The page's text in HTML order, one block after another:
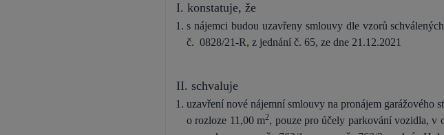
I. konstatuje, že
s nájemci budou uzavřeny smlouvy dle vzorů
č. 0828/21-R, z jednání č. 65, ze dne 21.12.2021
II. schvaluje
uzavření nové nájemní smlouvy na pronájem garážového
o rozloze 11,00 m2, pouze pro účely parkování vozidla, v